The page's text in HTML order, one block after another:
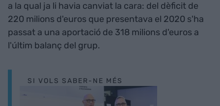
a la qual ja li havia canviat la cara: del dèficit de
220 milions d'euros que presentava el 2020 s'ha
passat a una aportació de 318 milions d'euros a
l'últim balanç del grup.
SI VOLS SABER-NE MÉS